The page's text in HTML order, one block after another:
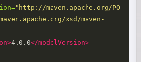
"http://maven.apache.org/PO
xsd/maven-
4.0.0</modelVersion>